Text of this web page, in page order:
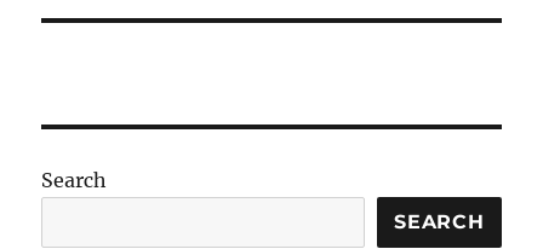
Search
SEARCH